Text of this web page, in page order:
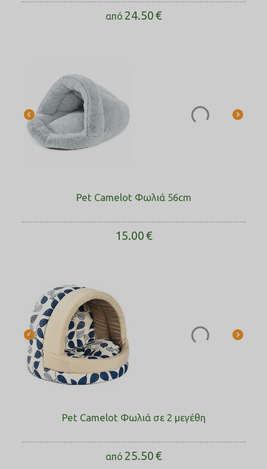
από 24.50€
Pet Camelot Φωλιά 56cm
15.00€
Pet Camelot Φωλιά σε 2 μεγέθη
από 25.50€